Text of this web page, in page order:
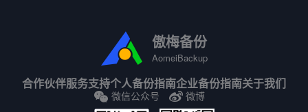
傲梅备份
AomeiBackup
合作伙伴服务支持个人备份指南企业备份指南关于我们
微信公众号 微博